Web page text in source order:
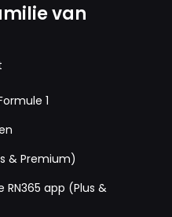
van
1
& Premium)
app (Plus &